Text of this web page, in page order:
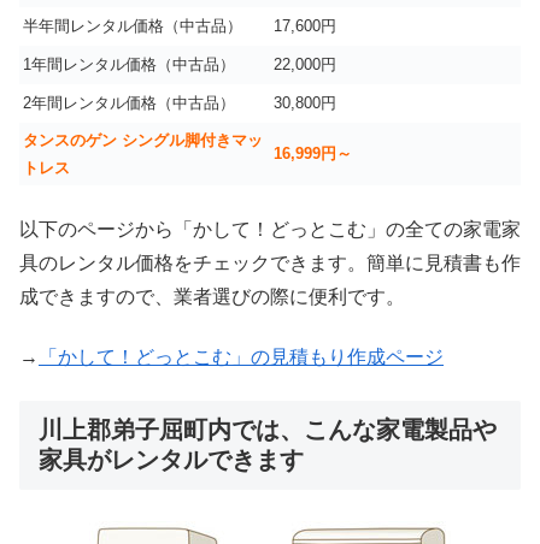
半年間レンタル価格（中古品） 17,600円
1年間レンタル価格（中古品） 22,000円
2年間レンタル価格（中古品） 30,800円
タンスのゲン シングル脚付きマッ
トレス
16,999円～
以下のページから「かして！どっとこむ」の全ての家電家
具のレンタル価格をチェックできます。簡単に見積書も作
成できますので、業者選びの際に便利です。
→ 「かして！どっとこむ」の見積もり作成ページ
川上郡弟子屈町内では、こんな家電製品や
家具がレンタルできます